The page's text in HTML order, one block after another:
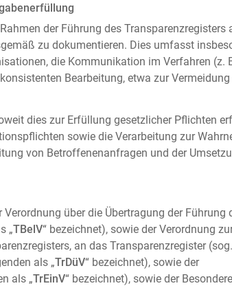
der Führung des Transparenzregisters
zu dokumentieren. Dies umfasst
die Kommunikation im Verfahren (z.
Bearbeitung, etwa zur
dies zur Erfüllung gesetzlicher Pflichten
sowie die Verarbeitung zur
von Betroffenenanfragen und der
über die Übertragung der Führung
„TBelV“ bezeichnet), sowie der Verordnung
an das Transparenzregister (sog.
als „TrDüV“ bezeichnet), sowie der
als „TrEinV“ bezeichnet), sowie der